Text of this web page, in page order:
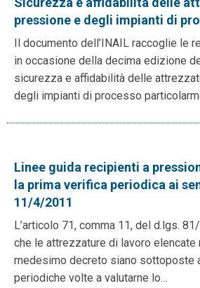
pressione e degli impianti di
Il documento dell’INAIL raccoglie le
in occasione della decima edizione
sicurezza e affidabilità delle
degli impianti di processo
Linee guida recipienti a
la prima verifica periodica ai
11/4/2011
L’articolo 71, comma 11, del d.lgs.
che le attrezzature di lavoro elencate
medesimo decreto siano sottoposte
periodiche volte a valutarne lo…